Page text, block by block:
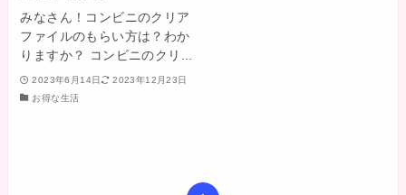
みなさん！コンビニのクリア
ファイルのもらい方は？わか
りますか？ コンビニのクリ...
2023年6月14日
2023年12月23日
お得な生活